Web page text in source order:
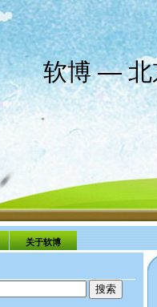
软博 — 北
关于软博